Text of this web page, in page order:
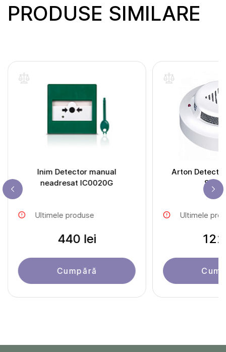
PRODUSE SIMILARE
Inim Detector manual
neadresat IC0020G
Ultimele produse
440 lei
Cumpără
Arton
SPD-
Ultimele